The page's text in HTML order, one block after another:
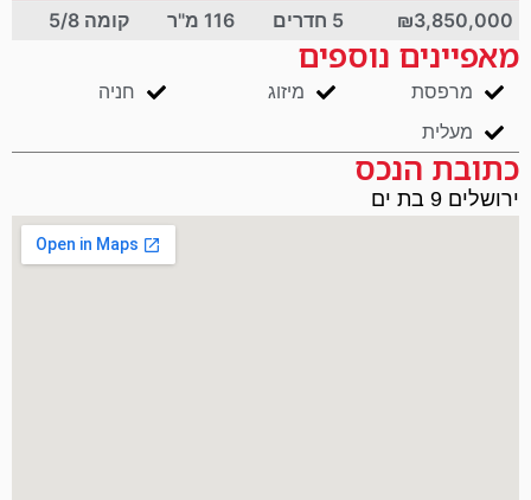
₪3,850,000 5 חדרים 116 מ"ר קומה 5/8
מאפיינים נוספים
מרפסת מיזוג
חניה
מעלית
כתובת הנכס
ירושלים 9 בת ים